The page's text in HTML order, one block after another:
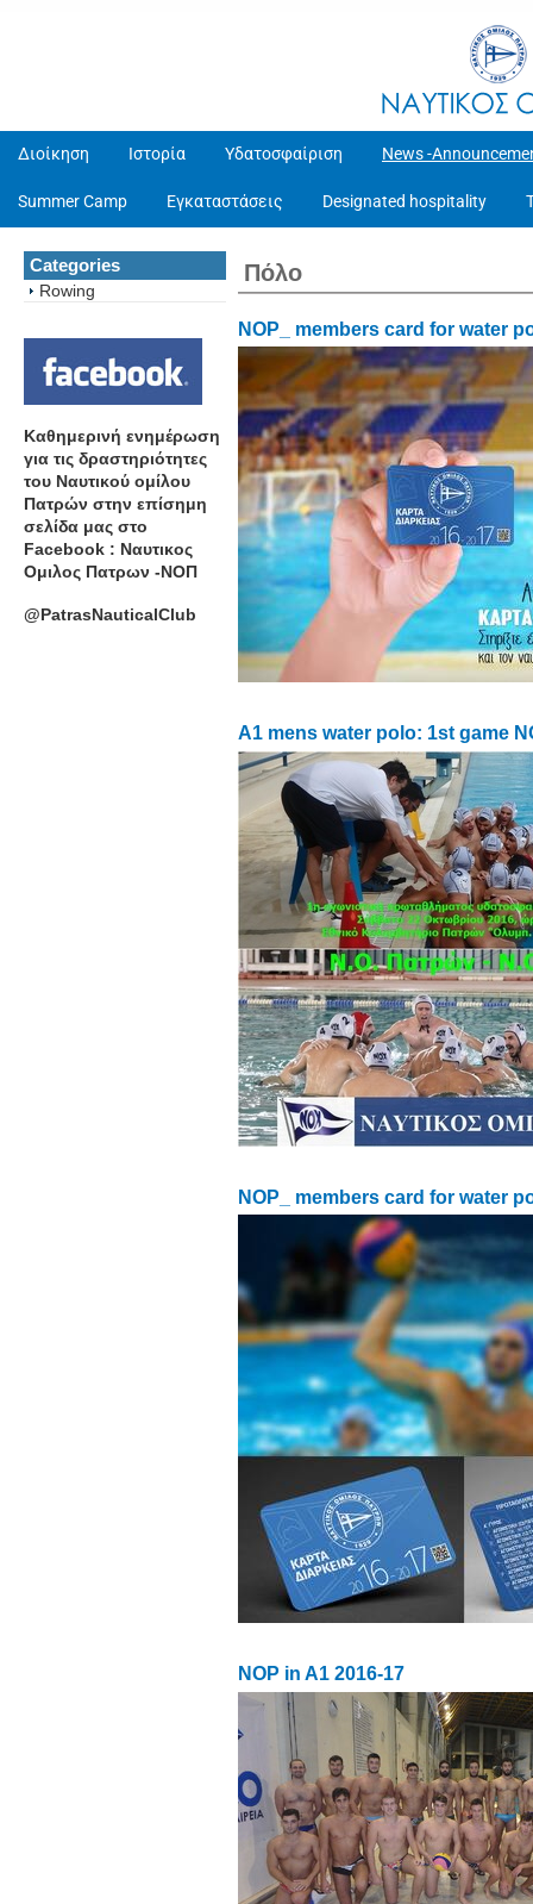
Διοίκηση Ιστορία Υδατοσφαίριση News -
Summer Camp Εγκαταστάσεις Designated hospitality
Categories
Rowing
Καθημερινή ενημέρωση
για τις δραστηριότητες
του Ναυτικού ομίλου
Πατρών στην επίσημη
σελίδα μας στο
Facebook : Ναυτικος
Ομιλος Πατρων -ΝΟΠ
@PatrasNauticalClub
Πόλο
NOP_ members card for water
A1 mens water polo: 1st game
NOP_ members card for water
NOP in A1 2016-17